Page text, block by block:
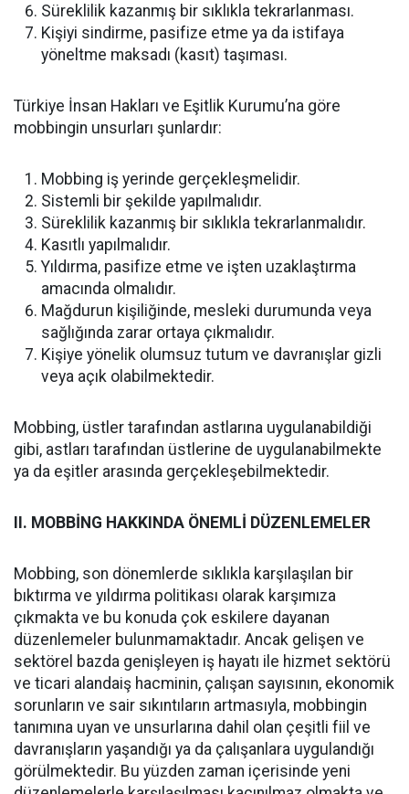
Süreklilik kazanmış bir sıklıkla tekrarlanması.
Kişiyi sindirme, pasifize etme ya da istifaya
yöneltme maksadı (kasıt) taşıması.
Türkiye İnsan Hakları ve Eşitlik Kurumu’na göre
mobbingin unsurları şunlardır:
Mobbing iş yerinde gerçekleşmelidir.
Sistemli bir şekilde yapılmalıdır.
Süreklilik kazanmış bir sıklıkla tekrarlanmalıdır.
Kasıtlı yapılmalıdır.
Yıldırma, pasifize etme ve işten uzaklaştırma
amacında olmalıdır.
Mağdurun kişiliğinde, mesleki durumunda veya
sağlığında zarar ortaya çıkmalıdır.
Kişiye yönelik olumsuz tutum ve davranışlar gizli
veya açık olabilmektedir.
Mobbing, üstler tarafından astlarına uygulanabildiği
gibi, astları tarafından üstlerine de uygulanabilmekte
ya da eşitler arasında gerçekleşebilmektedir.
II. MOBBİNG HAKKINDA ÖNEMLİ DÜZENLEMELER
Mobbing, son dönemlerde sıklıkla karşılaşılan bir
bıktırma ve yıldırma politikası olarak karşımıza
çıkmakta ve bu konuda çok eskilere dayanan
düzenlemeler bulunmamaktadır. Ancak gelişen ve
sektörel bazda genişleyen iş hayatı ile hizmet sektörü
ve ticari alandaiş hacminin, çalışan sayısının, ekonomik
sorunların ve sair sıkıntıların artmasıyla, mobbingin
tanımına uyan ve unsurlarına dahil olan çeşitli fiil ve
davranışların yaşandığı ya da çalışanlara uygulandığı
görülmektedir. Bu yüzden zaman içerisinde yeni